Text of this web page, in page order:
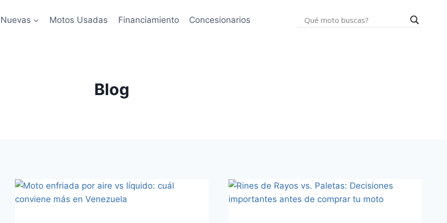
Motos Usadas Financiamiento Concesionarios
Blog